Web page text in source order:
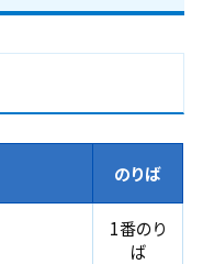
のりば
1番のり
ば